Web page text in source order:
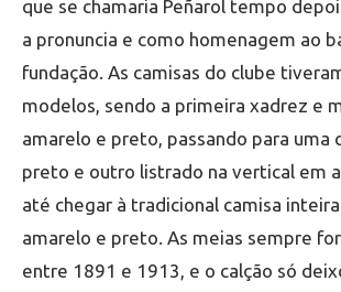
que se chamaria Peñarol tempo
a pronuncia e como homenagem ao
fundação. As camisas do clube
modelos, sendo a primeira xadrez e
amarelo e preto, passando para uma
preto e outro listrado na vertical em
até chegar à tradicional camisa
amarelo e preto. As meias sempre
entre 1891 e 1913, e o calção só